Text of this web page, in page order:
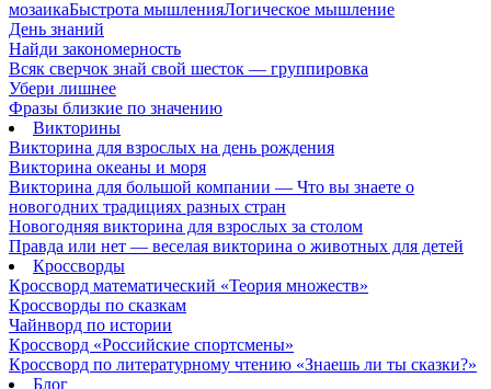
мозаикаБыстрота мышленияЛогическое мышление
День знаний
Найди закономерность
Всяк сверчок знай свой шесток — группировка
Убери лишнее
Фразы близкие по значению
Викторины
Викторина для взрослых на день рождения
Викторина океаны и моря
Викторина для большой компании — Что вы знаете о
новогодних традициях разных стран
Новогодняя викторина для взрослых за столом
Правда или нет — веселая викторина о животных для детей
Кроссворды
Кроссворд математический «Теория множеств»
Кроссворды по сказкам
Чайнворд по истории
Кроссворд «Российские спортсмены»
Кроссворд по литературному чтению «Знаешь ли ты сказки?»
Блог